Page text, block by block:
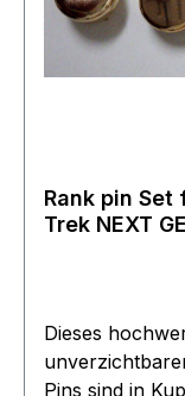
Rank pin Set für
Trek NEXT
Dieses
Pins sind in